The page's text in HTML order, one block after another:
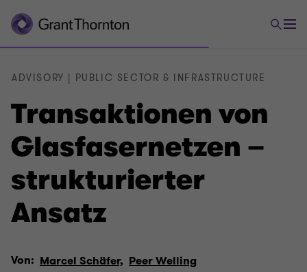
Transaktionen von
Glasfasernetzen –
strukturierter
Ansatz
ADVISORY | PUBLIC SECTOR & INFRASTRUCTURE
Von: Marcel Schäfer, Peer Welling